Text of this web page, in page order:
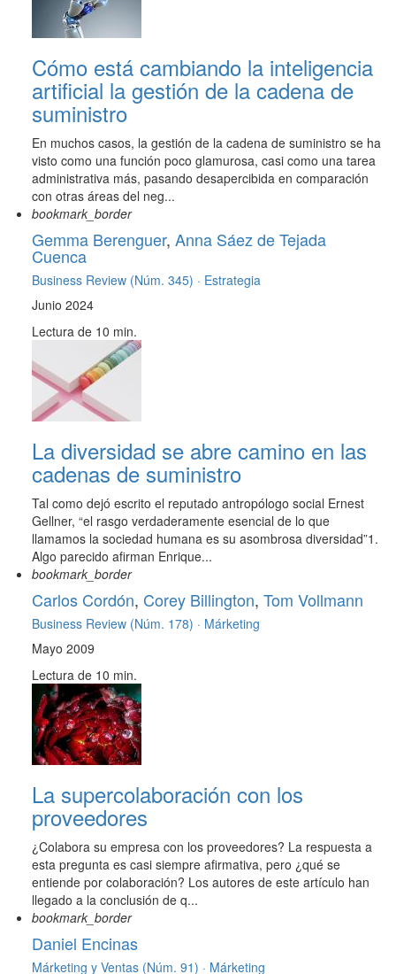
Cómo está cambiando la inteligencia
artificial la gestión de la cadena de
suministro
En muchos casos, la gestión de la cadena de suministro se ha
visto como una función poco glamurosa, casi como una tarea
administrativa más, pasando desapercibida en comparación
con otras áreas del neg...
bookmark_border
Gemma Berenguer, Anna Sáez de Tejada
Cuenca
Business Review (Núm. 345) · Estrategia
Junio 2024
Lectura de 10 min.
La diversidad se abre camino en las
cadenas de suministro
Tal como dejó escrito el reputado antropólogo social Ernest
Gellner, “el rasgo verdaderamente esencial de lo que
llamamos la sociedad humana es su asombrosa diversidad”1.
Algo parecido afirman Enrique...
bookmark_border
Carlos Cordón, Corey Billington, Tom Vollmann
Business Review (Núm. 178) · Márketing
Mayo 2009
Lectura de 10 min.
La supercolaboración con los
proveedores
¿Colabora su empresa con los proveedores? La respuesta a
esta pregunta es casi siempre afirmativa, pero ¿qué se
entiende por colaboración? Los autores de este artículo han
llegado a la conclusión de q...
bookmark_border
Daniel Encinas
Márketing y Ventas (Núm. 91) · Márketing